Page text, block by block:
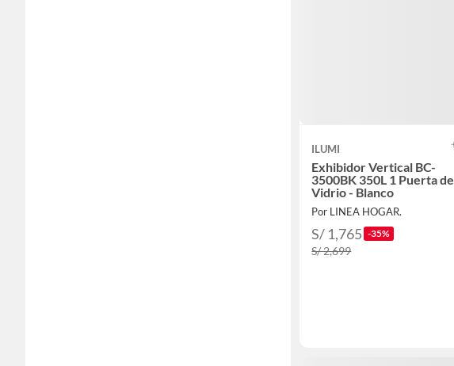
ILUMI
Exhibidor Vertical BC-
3500BK 350L 1 Puerta de
Vidrio - Blanco
Por LINEA HOGAR.
S/ 1,765 -35%
S/ 2,699